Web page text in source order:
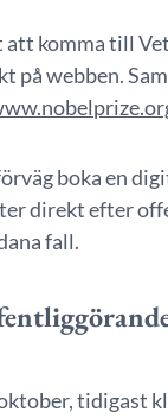
komma till
på webben.
boka en
direkt efter
fall.
tidigast